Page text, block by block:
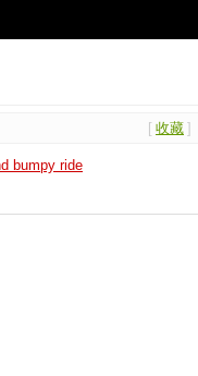
[ 收藏 ]
bumpy ride